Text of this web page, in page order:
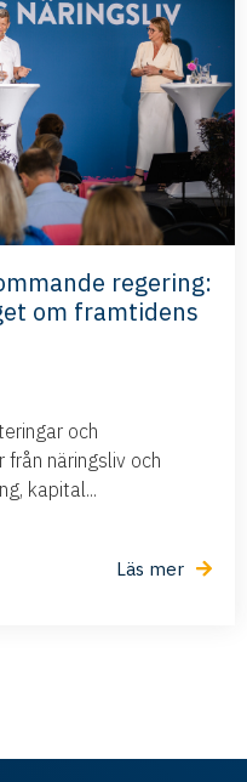
regering:
om framtidens
och
näringsliv och
kapital...
Läs mer